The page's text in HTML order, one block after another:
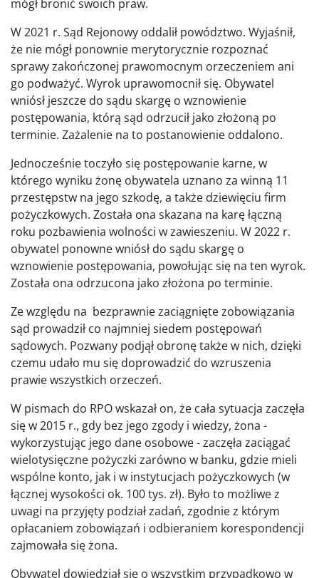
mógł bronić swoich praw.
W 2021 r. Sąd Rejonowy oddalił powództwo. Wyjaśnił,
że nie mógł ponownie merytorycznie rozpoznać
sprawy zakończonej prawomocnym orzeczeniem ani
go podważyć. Wyrok uprawomocnił się. Obywatel
wniósł jeszcze do sądu skargę o wznowienie
postępowania, którą sąd odrzucił jako złożoną po
terminie. Zażalenie na to postanowienie oddalono.
Jednocześnie toczyło się postępowanie karne, w
którego wyniku żonę obywatela uznano za winną 11
przestępstw na jego szkodę, a także dziewięciu firm
pożyczkowych. Została ona skazana na karę łączną
roku pozbawienia wolności w zawieszeniu. W 2022 r.
obywatel ponowne wniósł do sądu skargę o
wznowienie postępowania, powołując się na ten wyrok.
Została ona odrzucona jako złożona po terminie.
Ze względu na bezprawnie zaciągnięte zobowiązania
sąd prowadził co najmniej siedem postępowań
sądowych. Pozwany podjął obronę także w nich, dzięki
czemu udało mu się doprowadzić do wzruszenia
prawie wszystkich orzeczeń.
W pismach do RPO wskazał on, że cała sytuacja zaczęła
się w 2015 r., gdy bez jego zgody i wiedzy, żona -
wykorzystując jego dane osobowe - zaczęła zaciągać
wielotysięczne pożyczki zarówno w banku, gdzie mieli
wspólne konto, jak i w instytucjach pożyczkowych (w
łącznej wysokości ok. 100 tys. zł). Było to możliwe z
uwagi na przyjęty podział zadań, zgodnie z którym
opłacaniem zobowiązań i odbieraniem korespondencji
zajmowała się żona.
Obywatel dowiedział się o wszystkim przypadkowo w